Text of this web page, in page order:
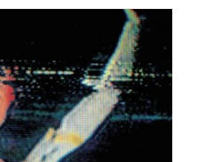
也要 Hold
有侵權恐遭移除"